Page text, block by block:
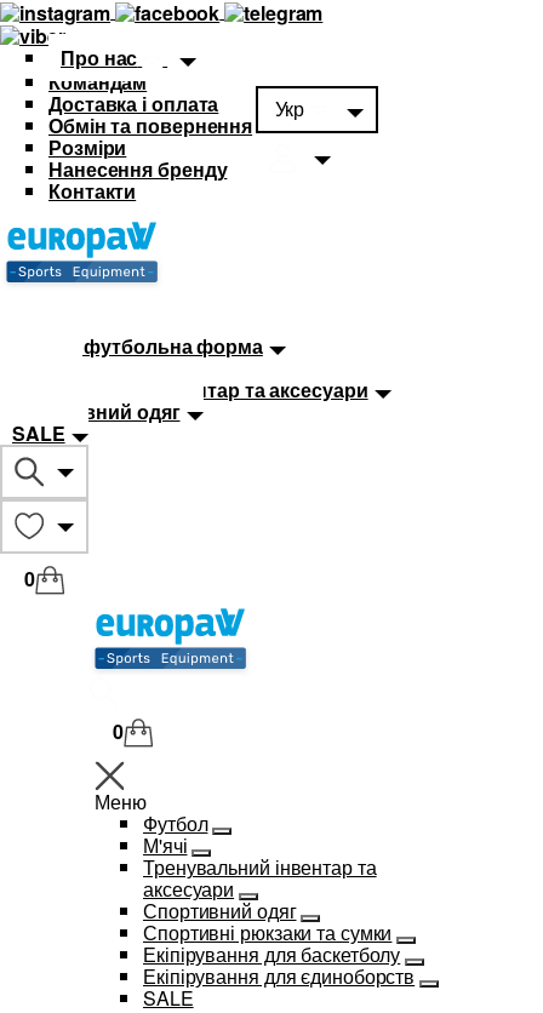
Про нас
Командам
Доставка і оплата
Обмін та повернення
Розміри
Нанесення бренду
Контакти
Укр
Дитяча футбольна форма
Тренувальний інвентар та аксесуари
Спортивний одяг
SALE
0
0
Меню
Футбол
М'ячі
Тренувальний інвентар та
аксесуари
Спортивний одяг
Спортивні рюкзаки та сумки
Екіпірування для баскетболу
Екіпірування для єдиноборств
SALE